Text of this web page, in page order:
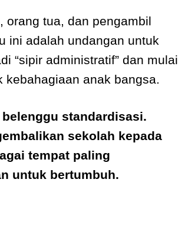
orang tua, dan pengambil
ini adalah undangan untuk
“sipir administratif” dan mulai
kebahagiaan anak bangsa.
standardisasi.
sekolah kepada
tempat paling
untuk bertumbuh.